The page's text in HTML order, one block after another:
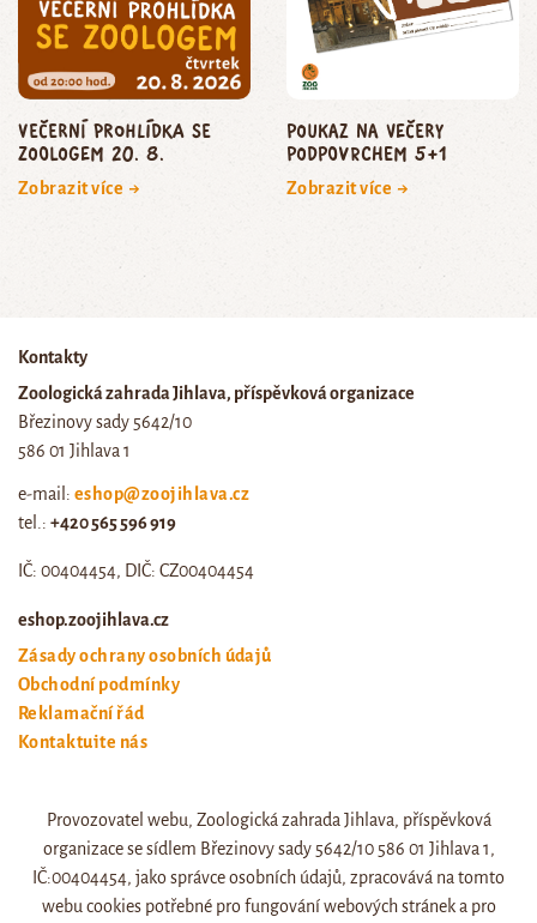
Večerní prohlídka se
zoologem 20. 8.
Zobrazit více →
poukaz na Večery
podpoVRCHem 5+1
Zobrazit více →
Kontakty
Zoologická zahrada Jihlava, příspěvková organizace
Březinovy sady 5642/10
586 01 Jihlava 1
e-mail: eshop@zoojihlava.cz
tel.: +420 565 596 919
IČ: 00404454, DIČ: CZ00404454
eshop.zoojihlava.cz
Zásady ochrany osobních údajů
Obchodní podmínky
Reklamační řád
Kontaktujte nás
Web zoo jihlava
Otevírací doba a ceník
Provozovatel webu, Zoologická zahrada Jihlava, příspěvková
organizace se sídlem Březinovy sady 5642/10 586 01 Jihlava 1,
IČ:00404454, jako správce osobních údajů, zpracovává na tomto
webu cookies potřebné pro fungování webových stránek a pro